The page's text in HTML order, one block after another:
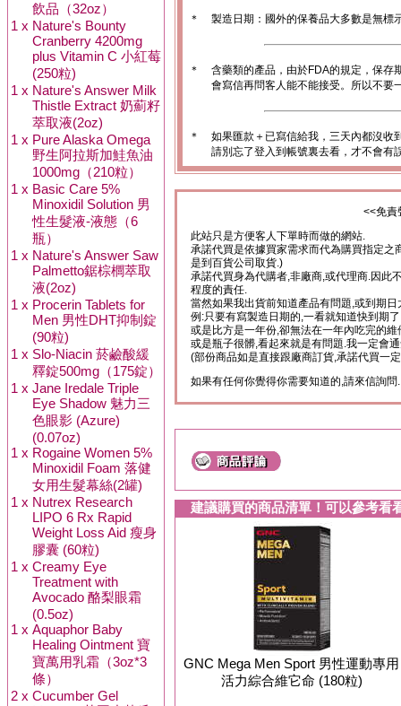
飲品（32oz）
1 x Nature's Bounty
Cranberry 4200mg
plus Vitamin C 小紅莓
(250粒)
1 x Nature's Answer Milk
Thistle Extract 奶薊籽
萃取液(2oz)
1 x Pure Alaska Omega
野生阿拉斯加鮭魚油
1000mg（210粒）
1 x Basic Care 5%
Minoxidil Solution 男
性生髮液-液態（6
瓶）
1 x Nature's Answer Saw
Palmetto鋸棕櫚萃取
液(2oz)
1 x Procerin Tablets for
Men 男性DHT抑制錠
(90粒)
1 x Slo-Niacin 菸鹼酸緩
釋錠500mg（175錠）
1 x Jane Iredale Triple
Eye Shadow 魅力三
色眼影 (Azure)
(0.07oz)
1 x Rogaine Women 5%
Minoxidil Foam 落健
女用生髮幕絲(2罐)
1 x Nutrex Research
LIPO 6 Rx Rapid
Weight Loss Aid 瘦身
膠囊 (60粒)
1 x Creamy Eye
Treatment with
Avocado 酪梨眼霜
(0.5oz)
1 x Aquaphor Baby
Healing Ointment 寶
寶萬用乳霜（3oz*3
條）
2 x Cucumber Gel
＊ 製造日期：國外的保養品大多數是無標
＊
含藥類的產品，由於FDA的規定，保存
會寫信再問客人能不能接受。所以不要
＊
如果匯款＋已寫信給我，三天內都沒收
請別忘了登入到帳號裏去看，才不會有
<<免責
此站只是方便客人下單時而做的網站.
承諾代買是依據買家需求而代為購買指定之
是到百貨公司取貨.)
承諾代買身為代購者,非廠商,或代理商.因此
程度的責任.
當然如果我出貨前知道產品有問題,或到期
例:只要有寫製造日期的,一看就知道快到期
或是比方是一年份,卻無法在一年內吃完的維
或是瓶子很髒,看起來就是有問題.我一定會
(部份商品如是直接跟廠商訂貨,承諾代買一
如果有任何你覺得你需要知道的,請來信詢問.
建議購買的商品清單！可以參考看
GNC Mega Men Sport 男性運動專用
活力綜合維它命 (180粒)